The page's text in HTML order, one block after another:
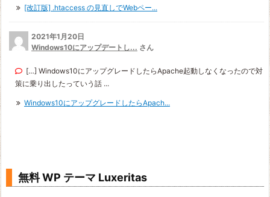
[改訂版] .htaccess の見直しでWebペー...
2021年1月20日
Windows10にアップデートし... さん
[…] Windows10にアップグレードしたらApache起動しなくなったので対
策に乗り出したっていう話 ...
Windows10にアップグレードしたらApach...
無料 WP テーマ Luxeritas